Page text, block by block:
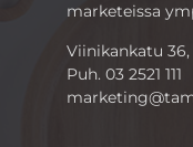
marketeissa
Viinikankatu
Puh. 03 2521 111